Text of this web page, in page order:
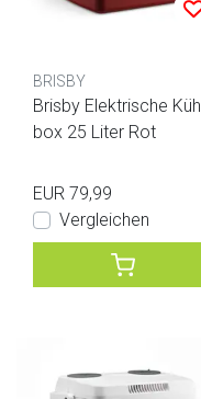
BRISBY
Brisby Elektrische Kühl
box 25 Liter Rot
EUR 79,99
Vergleichen